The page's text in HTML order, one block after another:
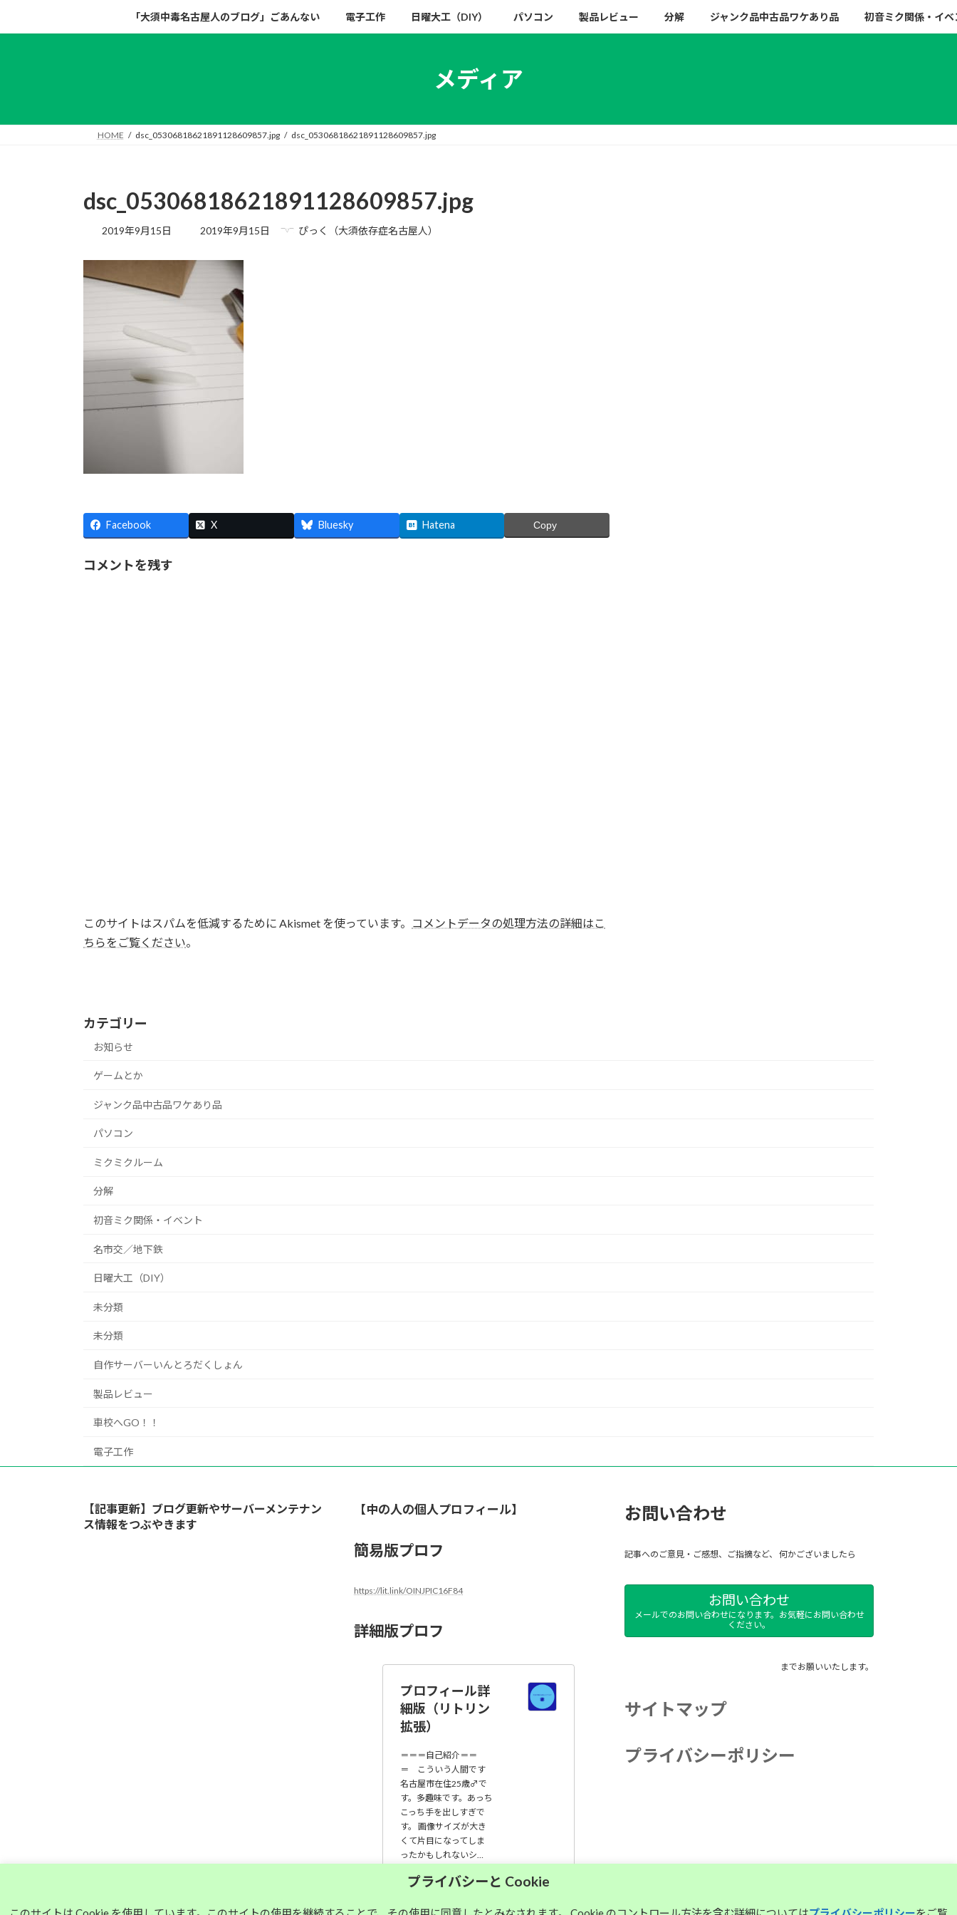
キ
に
「大須中毒名古屋人のブログ」ごあんない 電子工作 日曜大工（DIY） パソコン 製品レビュー 分解 ジャンク品中古品ワケあり品 初音ミク関係・イベ
メディア
HOME dsc_05306818621891128609857.jpg dsc_05306818621891128609857.jpg
dsc_05306818621891128609857.jpg
2019年9月15日
最
更
2019年9月15日 ぴっく（大須依存症名古屋人）
Facebook X Bluesky Hatena Copy
コメントを残す
このサイトはスパムを低減するために Akismet を使っています。
コメントデータの処理方法の詳細はこ
ちらをご覧ください。
カテゴリー
お知らせ
ゲームとか
ジャンク品中古品ワケあり品
パソコン
ミクミクルーム
分解
初音ミク関係・イベント
名市交／地下鉄
日曜大工（DIY）
未分類
未分類
自作サーバーいんとろだくしょん
製品レビュー
車校へGO！！
電子工作
【記事更新】ブログ更新やサーバーメンテナン
ス情報をつぶやきます
【中の人の個人プロフィール】
簡易版プロフ
https://lit.link/OINJPIC16F84
詳細版プロフ
プロフィール詳
細版（リトリン
拡張）
＝＝＝自己紹介＝＝
＝ こういう人間です
名古屋市在住25歳♂で
す。多趣味です。あっち
こっち手を出しすぎで
す。 画像サイズが大き
くて片目になってしま
ったかもしれないシ…
大須中毒名古屋人
お問い合わせ
記事へのご意見・ご感想、ご指摘など、 何かございましたら
お問い合わせ
メールでのお問い合わせになります。お気軽にお問い合わせ
ください。
までお願いいたします。
サイトマップ
プライバシーポリシー
プライバシーと Cookie